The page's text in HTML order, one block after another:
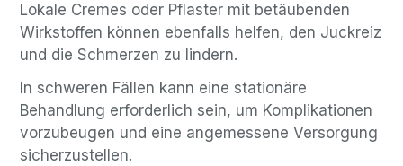
Lokale Cremes oder Pflaster mit betäubenden
Wirkstoffen können ebenfalls helfen, den Juckreiz
und die Schmerzen zu lindern.
In schweren Fällen kann eine stationäre
Behandlung erforderlich sein, um Komplikationen
vorzubeugen und eine angemessene Versorgung
sicherzustellen.